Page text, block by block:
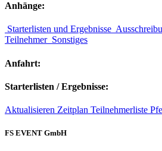
Anhänge:
Starterlisten und Ergebnisse
Teilnehmer Sonstiges
Anfahrt:
Starterlisten / Ergebnisse:
Aktualisieren Zeitplan Teilnehmerliste
FS EVENT GmbH